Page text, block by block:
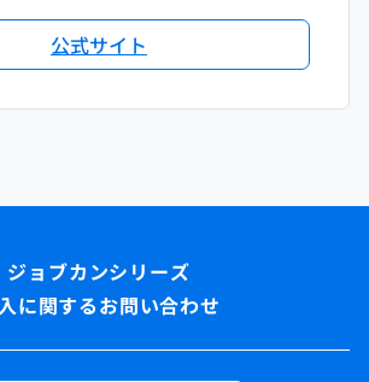
公式サイト
に関するお問い合わせ